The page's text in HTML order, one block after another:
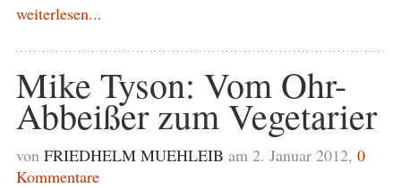
weiterlesen...
Mike Tyson: Vom Ohr-
Abbeißer zum Vegetarier
von FRIEDHELM MUEHLEIB am 2. Januar 2012, 0
Kommentare